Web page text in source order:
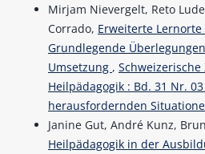
Mirjam Nievergelt, Reto
Corrado, Erweiterte
Grundlegende
Umsetzung ,
Heilpädagogik : Bd. 31 Nr.
herausfordernden
Janine Gut, André Kunz,
Heilpädagogik in der